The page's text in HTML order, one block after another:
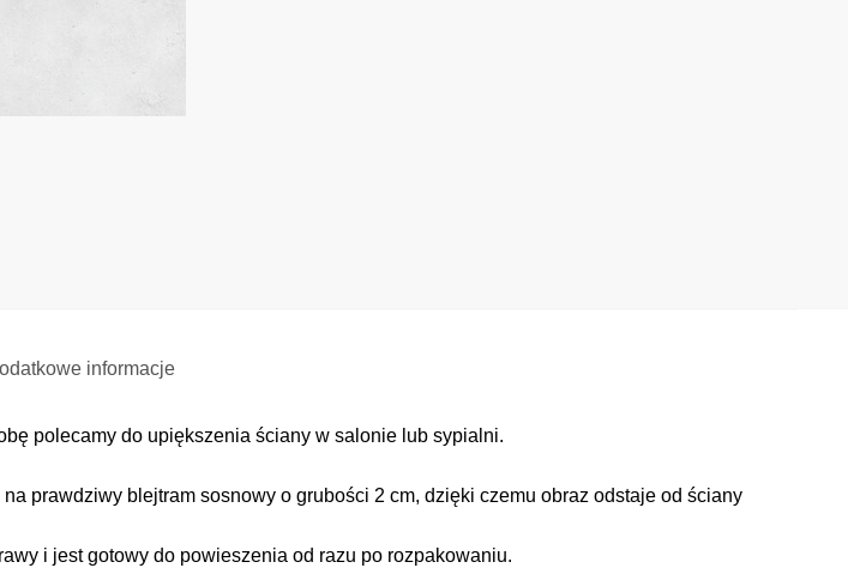
informacje
polecamy do upiększenia ściany w salonie lub sypialni.
prawdziwy blejtram sosnowy o grubości 2 cm, dzięki czemu obraz odstaje od ściany
i jest gotowy do powieszenia od razu po rozpakowaniu.